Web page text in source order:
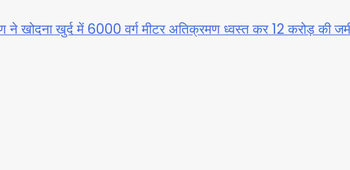
ने खोदना खुर्द में 6000 वर्ग मीटर अतिक्रमण ध्वस्त कर 12 करोड़ की